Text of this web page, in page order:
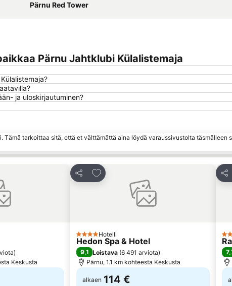
Pärnu Red Tower
Pärnu Jahtklubi Külalistemaja
ja uloskirjautuminen?
tarkoittaa sitä, että et välttämättä aina löydä varaussivustolta täsmälleen
)
Keskusta
Jaa
Lisää suosikkeihin
4 Tähtiluokitus
Hotelli
Hedon Spa & Hotel
9,1 Loistava (6 491 arviota)
Pärnu, 1.1 km kohteesta Keskusta
alkaen 114 €
Jaa
3